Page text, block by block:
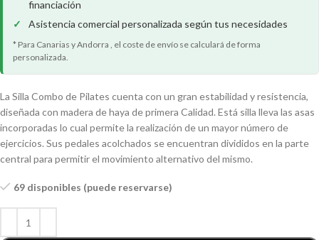
financiación
Asistencia comercial personalizada según tus necesidades
* Para Canarias y Andorra , el coste de envío se calculará de forma
personalizada.
La Silla Combo de Pilates cuenta con un gran estabilidad y resistencia,
diseñada con madera de haya de primera Calidad. Está silla lleva las asas
incorporadas lo cual permite la realización de un mayor número de
ejercicios. Sus pedales acolchados se encuentran divididos en la parte
central para permitir el movimiento alternativo del mismo.
69 disponibles (puede reservarse)